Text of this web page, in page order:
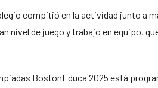
compitió en la actividad junto a
nivel de juego y trabajo en equipo,
BostonEduca 2025 está